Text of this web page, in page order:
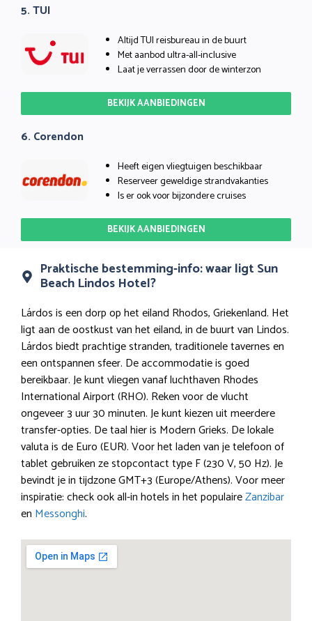
5. TUI
Altijd TUI reisbureau in de buurt
Met aanbod ultra-all-inclusive
Laat je verrassen door de winterzon
BEKIJK AANBIEDINGEN
6. Corendon
Heeft eigen vliegtuigen beschikbaar
Reserveer geweldige strandvakanties
Is er ook voor bijzondere cruises
BEKIJK AANBIEDINGEN
Praktische bestemming-info: waar ligt Sun
Beach Lindos Hotel?
Lárdos is een dorp op het eiland Rhodos, Griekenland. Het
ligt aan de oostkust van het eiland, in de buurt van Lindos.
Lárdos biedt prachtige stranden, traditionele tavernes en
een ontspannen sfeer. De accommodatie is goed
bereikbaar. Je kunt vliegen vanaf luchthaven Rhodes
International Airport (RHO). Reken voor de vlucht
ongeveer 3 uur 30 minuten. Je kunt kiezen uit meerdere
transfer-opties. De taal hier is Modern Grieks. De lokale
valuta is de Euro (EUR). Voor het laden van je telefoon of
tablet gebruiken ze stopcontact type F (230 V, 50 Hz). Je
bevindt je in tijdzone GMT+3 (Europe/Athens). Voor meer
inspiratie: check ook all-in hotels in het populaireZanzibar
en Messonghi.